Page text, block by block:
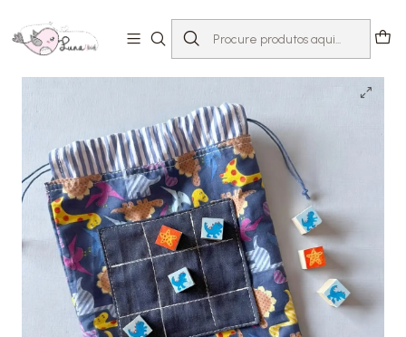
Peluches & Jogos Jogo do Galo | Dinos